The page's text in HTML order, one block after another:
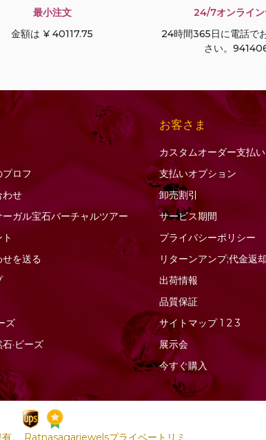
クォーツ
ャスマルチ
トの宝石
ファイア
宝石
イ
ドビーズ
トの宝石
トの宝石
の宝石
ルーカルセ
の宝石
クォーツ
ーツ
ヤモンドカッ
コイン
チェスナッ
ナゲット
ラウンド
ロンデル
ーカット
アーブリオ
アプレーン
ウンド
ンデル
スムースハ
ハートのブ
イヤモンド
最小注文
金額は ¥ 40117.75
24/7オンライン
24時間365日に電話で
さい。
ロフ
わせ
ーガル宝石バーチャ​​ルツアー
せを送る
ズ
·ビーズ
お客さま
カスタムオーダー支払い
支払いオプション
卸売割引
サービス期間
プライバシーポリシー
リターンアンプ;代金返
出荷情報
品質保証
サイトマップ 1 2 3
展示会
今すぐ購入
。 Ratnasagarjewelsプライベートリミ